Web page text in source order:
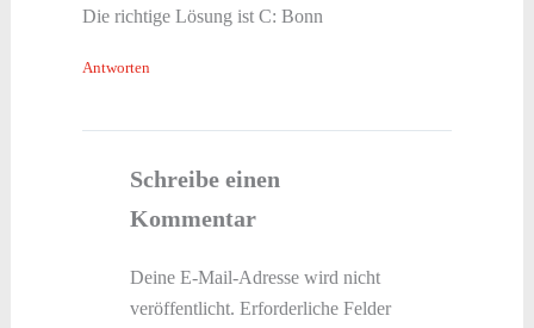
Die richtige Lösung ist C: Bonn
Antworten
Schreibe einen
Kommentar
Deine E-Mail-Adresse wird nicht
veröffentlicht. Erforderliche Felder